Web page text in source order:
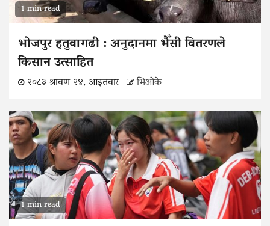
1 min read
भोजपुर हतुवागढी : अनुदानमा भैँसी वितरणले
किसान उत्साहित
२०८३ श्रावण २४, आइतवार भिओके
1 min read